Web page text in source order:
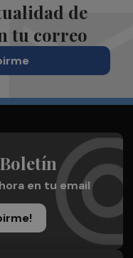
de
tu correo
en tu email